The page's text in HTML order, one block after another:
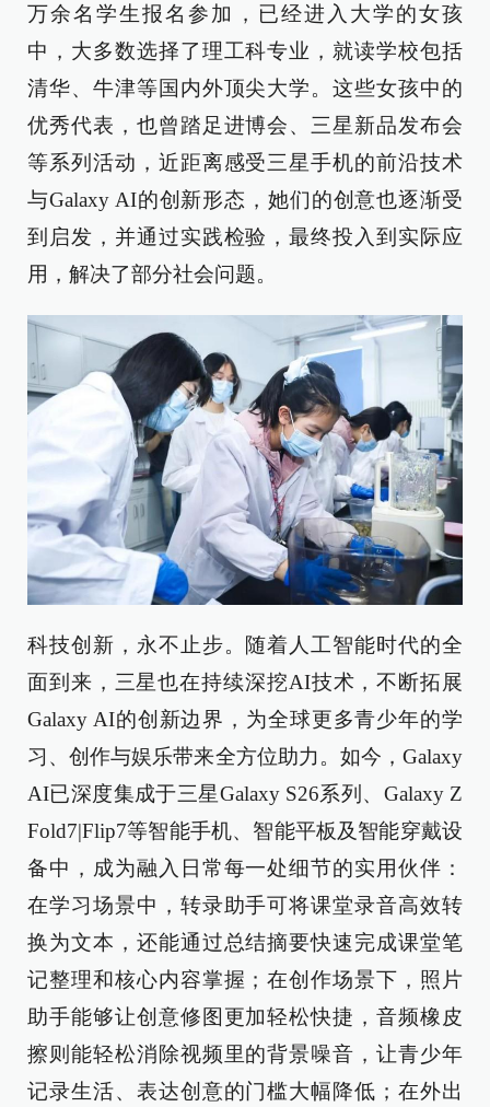
万余名学生报名参加，已经进入大学的女孩
中，大多数选择了理工科专业，就读学校包括
清华、牛津等国内外顶尖大学。这些女孩中的
优秀代表，也曾踏足进博会、三星新品发布会
等系列活动，近距离感受三星手机的前沿技术
与Galaxy AI的创新形态，她们的创意也逐渐受
到启发，并通过实践检验，最终投入到实际应
用，解决了部分社会问题。
科技创新，永不止步。随着人工智能时代的全
面到来，三星也在持续深挖AI技术，不断拓展
Galaxy AI的创新边界，为全球更多青少年的学
习、创作与娱乐带来全方位助力。如今，Galaxy
AI已深度集成于三星Galaxy S26系列、Galaxy Z
Fold7|Flip7等智能手机、智能平板及智能穿戴设
备中，成为融入日常每一处细节的实用伙伴：
在学习场景中，转录助手可将课堂录音高效转
换为文本，还能通过总结摘要快速完成课堂笔
记整理和核心内容掌握；在创作场景下，照片
助手能够让创意修图更加轻松快捷，音频橡皮
擦则能轻松消除视频里的背景噪音，让青少年
记录生活、表达创意的门槛大幅降低；在外出